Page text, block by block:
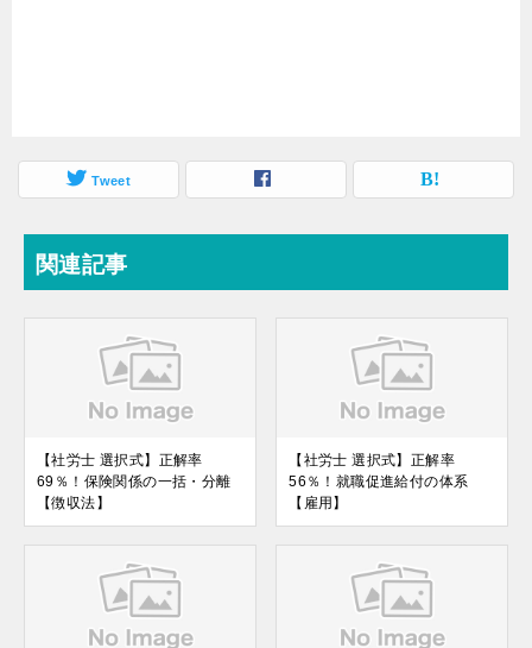
Tweet
関連記事
【社労士 選択式】正解率
69％！保険関係の一括・分離
【徴収法】
【社労士 選択式】正解率
56％！就職促進給付の体系
【雇用】